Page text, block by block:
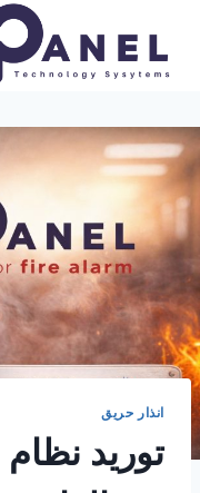
المحتوى
انذار حريق